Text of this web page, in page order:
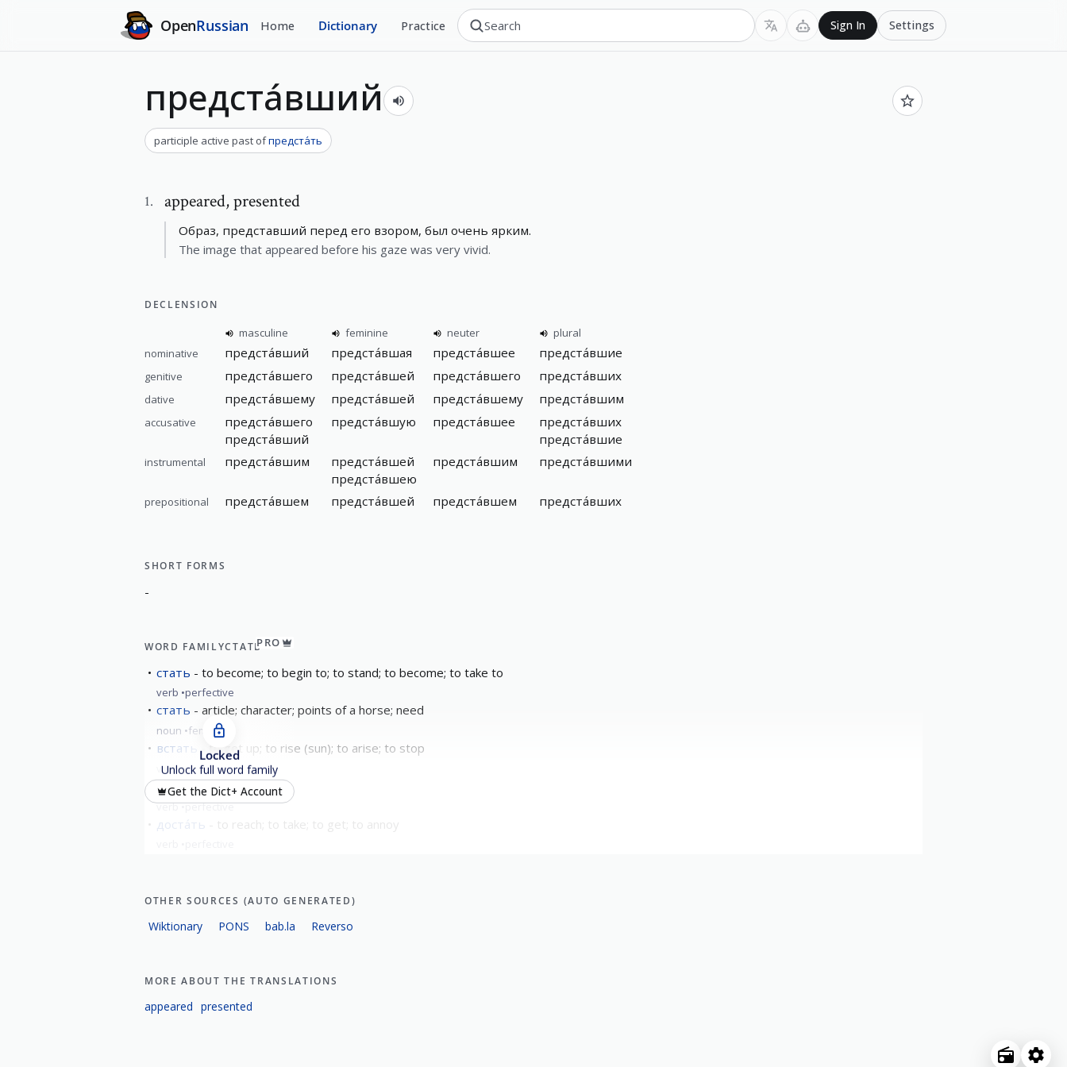
OpenRussian Home Dictionary Practice Sign In Settings
предста́вший
participle active past ofпредста́ть
1. appeared,presented
Образ, представший перед его взором, был очень ярким.
The image that appeared before his gaze was very vivid.
DECLENSION
masculine feminine neuter
plural
nominative
предста́вший предста́вшая предста́вшее предста́вшие
genitive предста́вшего предста́вшей предста́вшего предста́вших
dative предста́вшему предста́вшей предста́вшему предста́вшим
accusative
предста́вшего
предста́вший
предста́вшую предста́вшее
предста́вших
предста́вшие
instrumental предста́вшим
предста́вшей
предста́вшею
предста́вшим предста́вшими
prepositional предста́вшем предста́вшей предста́вшем предста́вших
SHORT FORMS
-
WORD FAMILYСТАТЬPRO
стать to become; to begin to; to stand; to become; to take to
verb perfective
стать article; character; points of a horse; need
noun feminine
встать to get up; to rise (sun); to arise; to stop
verb perfective
уста́ть get tired
verb perfective
доста́ть
Locked
Unlock full word family
Get the Dict+ Account
OTHER SOURCES (AUTO GENERATED)
Wiktionary PONS bab.la Reverso
MORE ABOUT THE TRANSLATIONS
appeared presented